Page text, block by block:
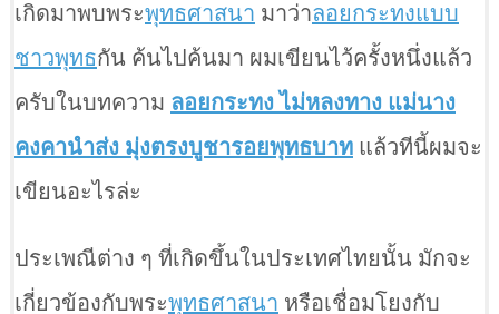
เกิดมาพบพระพุทธศาสนา มาว่าลอยกระทงแบบ
ชาวพุทธกัน ค้นไปค้นมา ผมเขียนไว้ครั้งหนึ่งแล้ว
ครับในบทความ ลอยกระทง ไม่หลงทาง แม่นาง
คงคานำส่ง มุ่งตรงบูชารอยพุทธบาท แล้วทีนี้ผมจะ
เขียนอะไรล่ะ
ประเพณีต่าง ๆ ที่เกิดขึ้นในประเทศไทยนั้น มักจะ
เกี่ยวข้องกับพระพุทธศาสนา หรือเชื่อมโยงกับ